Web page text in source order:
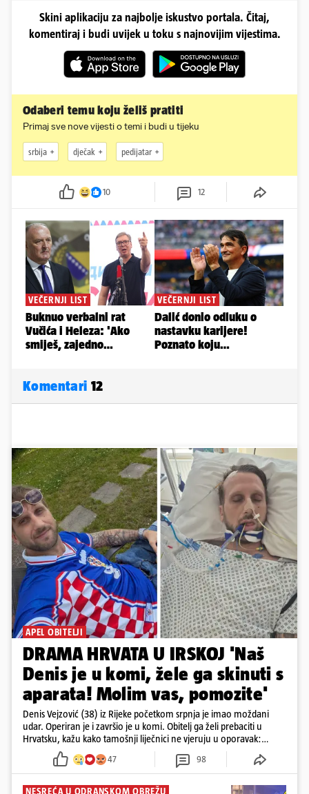
Skini aplikaciju za najbolje iskustvo portala. Čitaj,
komentiraj i budi uvijek u toku s najnovijim vijestima.
Odaberi temu koju želiš pratiti
Primaj sve nove vijesti o temi i budi u tijeku
srbija dječak pedijatar
10 12
Komentari 12
APEL OBITELJI
DRAMA HRVATA U IRSKOJ 'Naš
Denis je u komi, žele ga skinuti s
aparata! Molim vas, pomozite'
Denis Vejzović (38) iz Rijeke početkom srpnja je imao moždani
udar. Operiran je i završio je u komi. Obitelj ga želi prebaciti u
Hrvatsku, kažu kako tamošnji liječnici ne vjeruju u oporavak:
'Imamo 72 sata'
47 98
NESREĆA U ODRANSKOM OBREŽU